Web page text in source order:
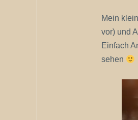
Mein
vor) und
Einfach
sehen